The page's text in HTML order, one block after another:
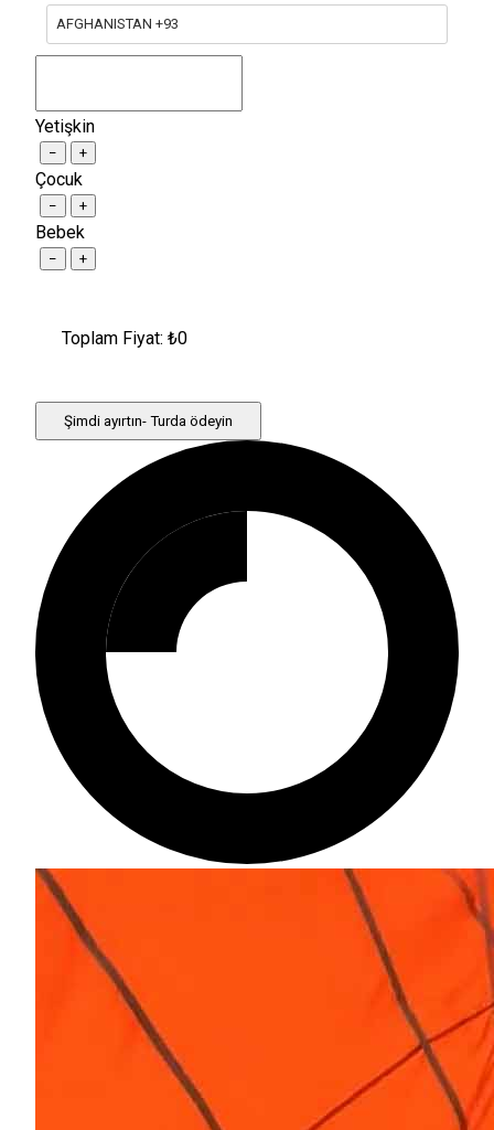
AFGHANISTAN +93
Yetişkin
− +
Çocuk
− +
Bebek
− +
Toplam Fiyat: ₺0
Şimdi ayırtın- Turda ödeyin